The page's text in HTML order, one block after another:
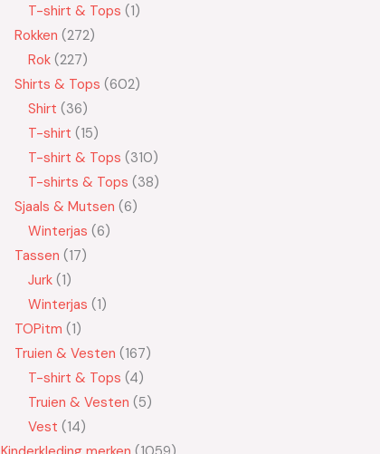
T-shirt & Tops 1
Rokken 272
Rok 227
Shirts & Tops 602
Shirt 36
T-shirt 15
T-shirt & Tops 310
T-shirts & Tops 38
Sjaals & Mutsen 6
Winterjas 6
Tassen 17
Jurk 1
Winterjas 1
TOPitm 1
Truien & Vesten 167
T-shirt & Tops 4
Truien & Vesten 5
Vest 14